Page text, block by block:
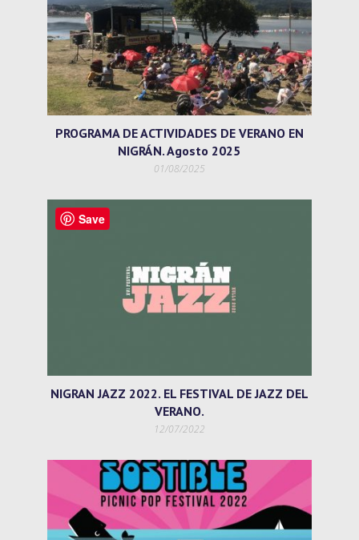
PROGRAMA DE ACTIVIDADES DE VERANO EN
NIGRÁN. Agosto 2025
01/08/2025
NIGRAN JAZZ 2022. EL FESTIVAL DE JAZZ DEL
VERANO.
12/07/2022
Save